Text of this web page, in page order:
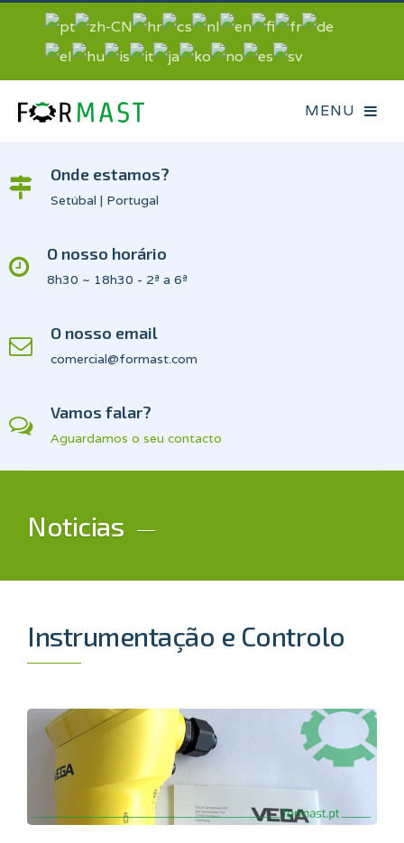
Onde estamos?
Setúbal | Portugal
O nosso horário
8h30 ~ 18h30 - 2ª a 6ª
O nosso email
comercial@formast.com
Vamos falar?
Aguardamos o seu contacto
Noticias
Instrumentação e Controlo